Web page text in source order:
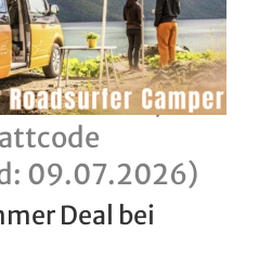
09.07.2026)
Deal bei